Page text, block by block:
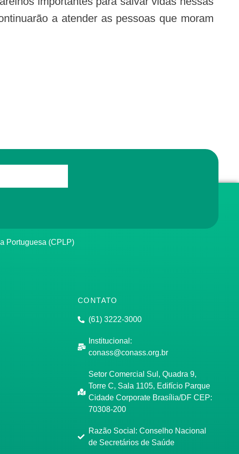
a atender as pessoas que moram
Portuguesa (CPLP)
CONTATO
(61) 3222-3000
Institucional:
conass@conass.org.br
Setor Comercial Sul, Quadra 9,
Torre C, Sala 1105, Edifício Parque
Cidade Corporate Brasília/DF CEP:
70308-200
Razão Social: Conselho Nacional
de Secretários de Saúde